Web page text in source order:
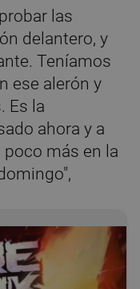
las
delantero, y
Teníamos
ese alerón y
Es la
ahora y a
más en la